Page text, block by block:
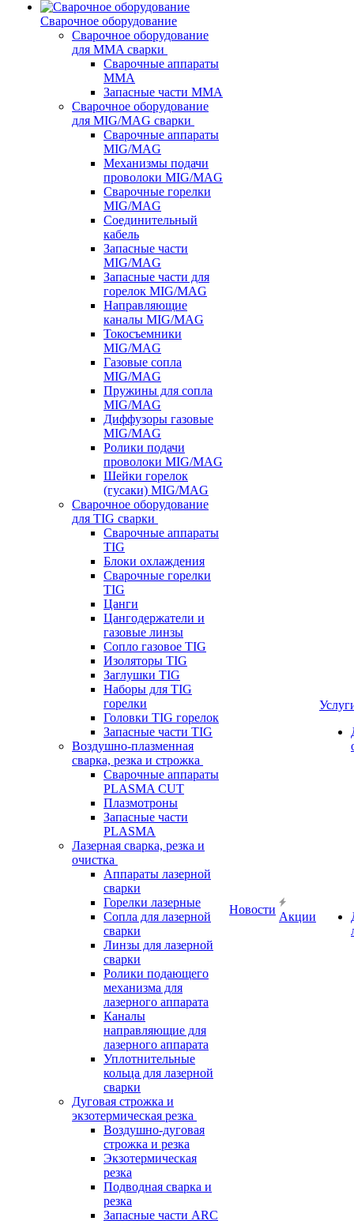
Сварочное оборудование
Сварочное оборудование
для MMA сварки
Сварочные аппараты
MMA
Запасные части MMA
Сварочное оборудование
для MIG/MAG сварки
Сварочные аппараты
MIG/MAG
Механизмы подачи
проволоки MIG/MAG
Сварочные горелки
MIG/MAG
Соединительный
кабель
Запасные части
MIG/MAG
Запасные части для
горелок MIG/MAG
Направляющие
каналы MIG/MAG
Токосъемники
MIG/MAG
Газовые сопла
MIG/MAG
Пружины для сопла
MIG/MAG
Диффузоры газовые
MIG/MAG
Ролики подачи
проволоки MIG/MAG
Шейки горелок
(гусаки) MIG/MAG
Сварочное оборудование
для TIG сварки
Сварочные аппараты
TIG
Блоки охлаждения
Сварочные горелки
TIG
Цанги
Цангодержатели и
газовые линзы
Сопло газовое TIG
Изоляторы TIG
Заглушки TIG
Наборы для TIG
горелки
Головки TIG горелок
Запасные части TIG
Воздушно-плазменная
сварка, резка и строжка
Сварочные аппараты
PLASMA CUT
Плазмотроны
Запасные части
PLASMA
Лазерная сварка, резка и
очистка
Аппараты лазерной
сварки
Горелки лазерные
Сопла для лазерной
сварки
Линзы для лазерной
сварки
Ролики подающего
механизма для
лазерного аппарата
Каналы
направляющие для
лазерного аппарата
Уплотнительные
кольца для лазерной
сварки
Дуговая строжка и
экзотермическая резка
Воздушно-дуговая
строжка и резка
Экзотермическая
резка
Подводная сварка и
резка
Запасные части ARC
Новости
Акции